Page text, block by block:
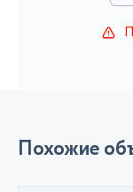
Похожие